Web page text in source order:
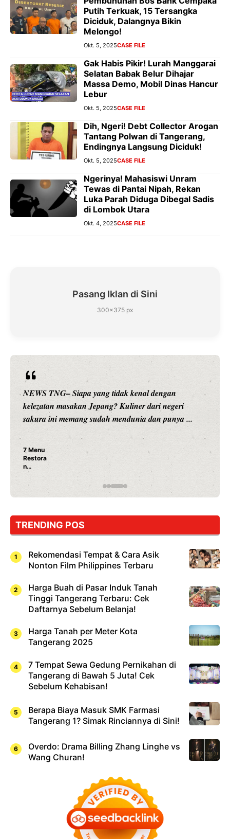
Putih Terkuak, 15 Tersangka
Diciduk, Dalangnya Bikin
Melongo!
Okt. 5, 2025CASE FILE
Gak Habis Pikir! Lurah Manggarai
Selatan Babak Belur Dihajar
Massa Demo, Mobil Dinas Hancur
Lebur
Okt. 5, 2025CASE FILE
Dih, Ngeri! Debt Collector Arogan
Tantang Polwan di Tangerang,
Endingnya Langsung Diciduk!
Okt. 5, 2025CASE FILE
Ngerinya! Mahasiswi Unram
Tewas di Pantai Nipah, Rekan
Luka Parah Diduga Dibegal Sadis
di Lombok Utara
Okt. 4, 2025CASE FILE
Pasang Iklan di Sini
300×375 px
NEWS TNG– Siapa sangka, dua nama besar di
hiburan, Nunung Srimulat dan Vicky Prasetyo, kini
merambah dunia kuliner dengan ...
Nunung Srimulat & Vicky Prasetyo Buka
Rahasia Mami Bikin Nagih!
TRENDING POS
Rekomendasi Tempat & Cara Asik
Nonton Film Philippines Terbaru
Harga Buah di Pasar Induk Tanah
Tinggi Tangerang Terbaru: Cek
Daftarnya Sebelum Belanja!
Harga Tanah per Meter Kota
Tangerang 2025
7 Tempat Sewa Gedung Pernikahan di
Tangerang di Bawah 5 Juta! Cek
Sebelum Kehabisan!
Berapa Biaya Masuk SMK Farmasi
Tangerang 1? Simak Rinciannya di Sini!
Overdo: Drama Billing Zhang Linghe vs
Wang Churan!